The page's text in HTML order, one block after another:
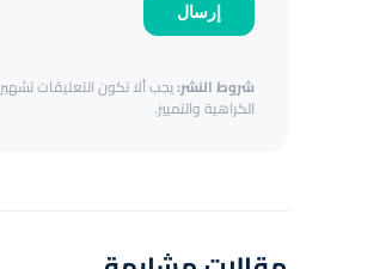
إرسال
شروط النشر:يجب ألا تكون التعليقات
الكراهية والتمييز.